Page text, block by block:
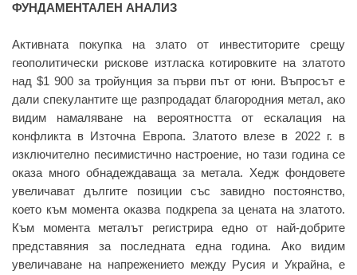
ФУНДАМЕНТАЛЕН АНАЛИЗ
Активната покупка на злато от инвеститорите срещу
геополитически рискове изтласка котировките на златото
над $1 900 за тройунция за първи път от юни. Въпросът е
дали спекулантите ще разпродадат благородния метал, ако
видим намаляване на вероятността от ескалация на
конфликта в Източна Европа. Златото влезе в 2022 г. в
изключително песимистично настроение, но тази година се
оказа много обнадеждаваща за метала. Хедж фондовете
увеличават дългите позиции със завидно постоянство,
което към момента оказва подкрепа за цената на златото.
Към момента металът регистрира едно от най-добрите
представяния за последната една година. Ако видим
увеличаване на напрежението между Русия и Украйна, е